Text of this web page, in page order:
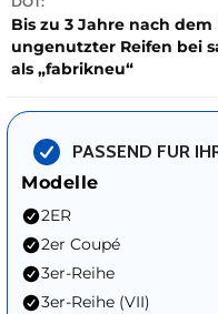
Bis zu 3 Jahre nach
ungenutzter Reifen bei
als „fabrikneu“
PASSEND FUR
Modelle
2ER
2er Coupé
3er-Reihe
3er-Reihe (VII)